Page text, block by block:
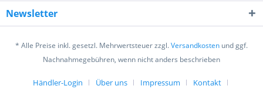
Ich habe dieDatenschutzerklärunggelesen,
verstanden und stimme zu. *
Mit * gekennzeichnete Felder sind Pflichtfelder.
Senden
Newsletter
* Alle Preise inkl. gesetzl. Mehrwertsteuer zzgl.Versandkosten und ggf.
Nachnahmegebühren, wenn nicht anders beschrieben
Händler-Login Über uns Impressum Kontakt